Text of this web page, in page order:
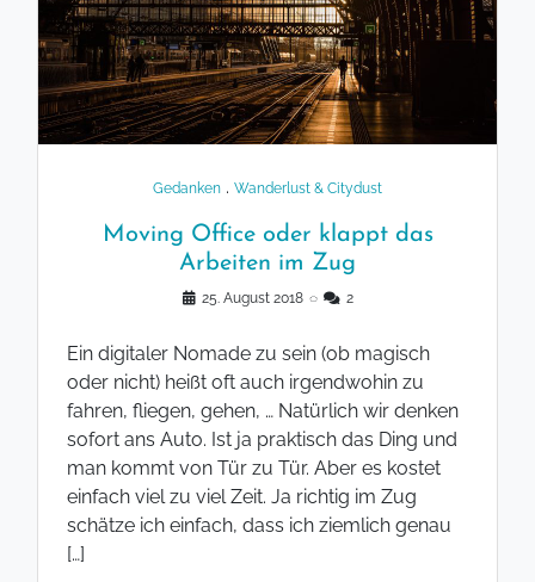
Gedanken . Wanderlust & Citydust
Moving Office oder klappt das
Arbeiten im Zug
25. August 2018 ◌ 2
Ein digitaler Nomade zu sein (ob magisch
oder nicht) heißt oft auch irgendwohin zu
fahren, fliegen, gehen, … Natürlich wir denken
sofort ans Auto. Ist ja praktisch das Ding und
man kommt von Tür zu Tür. Aber es kostet
einfach viel zu viel Zeit. Ja richtig im Zug
schätze ich einfach, dass ich ziemlich genau
[…]